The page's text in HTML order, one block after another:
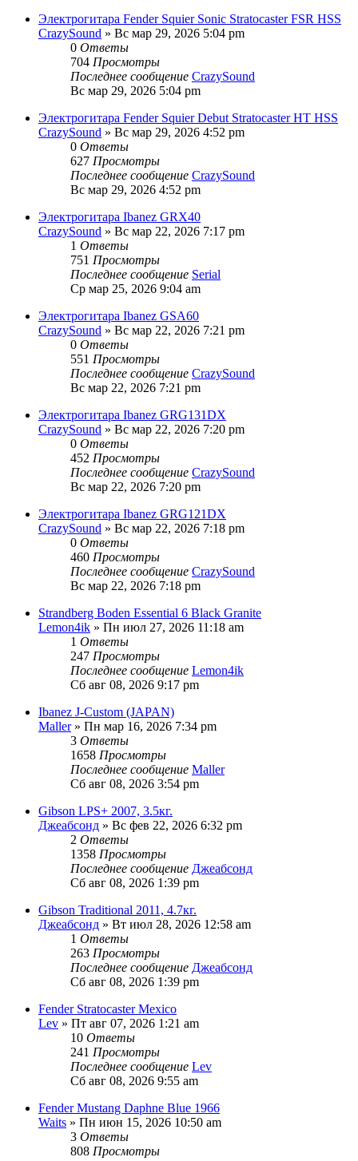
Электрогитара Fender Squier Sonic Stratocaster FSR HSS
CrazySound » Вс мар 29, 2026 5:04 pm
0 Ответы
704 Просмотры
Последнее сообщение CrazySound
Вс мар 29, 2026 5:04 pm
Электрогитара Fender Squier Debut Stratocaster HT HSS
CrazySound » Вс мар 29, 2026 4:52 pm
0 Ответы
627 Просмотры
Последнее сообщение CrazySound
Вс мар 29, 2026 4:52 pm
Электрогитара Ibanez GRX40
CrazySound » Вс мар 22, 2026 7:17 pm
1 Ответы
751 Просмотры
Последнее сообщение Serial
Ср мар 25, 2026 9:04 am
Электрогитара Ibanez GSA60
CrazySound » Вс мар 22, 2026 7:21 pm
0 Ответы
551 Просмотры
Последнее сообщение CrazySound
Вс мар 22, 2026 7:21 pm
Электрогитара Ibanez GRG131DX
CrazySound » Вс мар 22, 2026 7:20 pm
0 Ответы
452 Просмотры
Последнее сообщение CrazySound
Вс мар 22, 2026 7:20 pm
Электрогитара Ibanez GRG121DX
CrazySound » Вс мар 22, 2026 7:18 pm
0 Ответы
460 Просмотры
Последнее сообщение CrazySound
Вс мар 22, 2026 7:18 pm
Strandberg Boden Essential 6 Black Granite
Lemon4ik » Пн июл 27, 2026 11:18 am
1 Ответы
247 Просмотры
Последнее сообщение Lemon4ik
Сб авг 08, 2026 9:17 pm
Ibanez J-Custom (JAPAN)
Maller» Пн мар 16, 2026 7:34 pm
3 Ответы
1658 Просмотры
Последнее сообщение Maller
Сб авг 08, 2026 3:54 pm
Gibson LPS+ 2007, 3.5кг.
Джеабсонд » Вс фев 22, 2026 6:32 pm
2 Ответы
1358 Просмотры
Последнее сообщение Джеабсонд
Сб авг 08, 2026 1:39 pm
Gibson Traditional 2011, 4.7кг.
Джеабсонд » Вт июл 28, 2026 12:58 am
1 Ответы
263 Просмотры
Последнее сообщение Джеабсонд
Сб авг 08, 2026 1:39 pm
Fender Stratocaster Mexico
Lev » Пт авг 07, 2026 1:21 am
10 Ответы
241 Просмотры
Последнее сообщение Lev
Сб авг 08, 2026 9:55 am
Fender Mustang Daphne Blue 1966
Waits » Пн июн 15, 2026 10:50 am
3 Ответы
808 Просмотры